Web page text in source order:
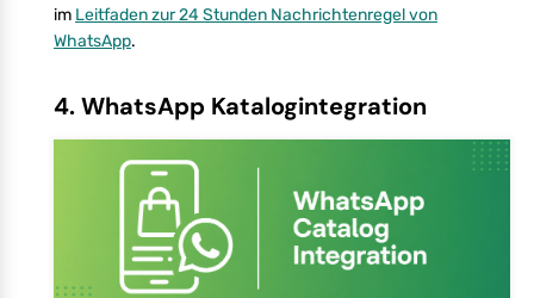
im Leitfaden zur 24 Stunden Nachrichtenregel von
WhatsApp.
4. WhatsApp Katalogintegration